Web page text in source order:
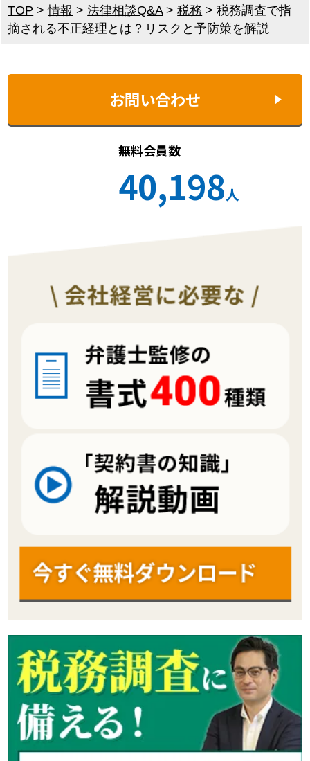
TOP >情報 >法律相談Q&A>税務 >税務調査で指
摘される不正経理とは？リスクと予防策を解説
お問い合わせ
無料会員数
40,198人